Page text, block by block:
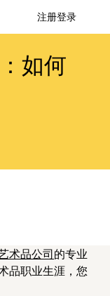
注册登录
如何
术品公司的专业
品职业生涯，您